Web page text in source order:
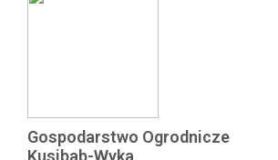
Gospodarstwo Ogrodnicze
Kusibab-Wyka